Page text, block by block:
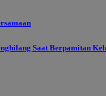
Saat Berpamitan